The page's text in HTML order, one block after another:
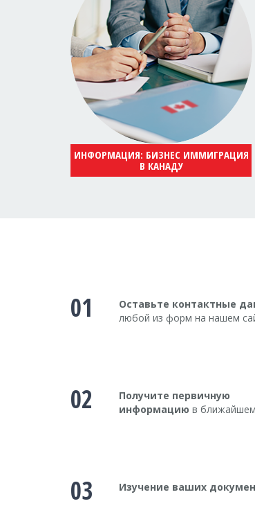
ИНФОРМАЦИЯ: БИЗНЕС ИММИГРАЦИЯ
В КАНАДУ
01 Оставьте контактные
любой из форм на нашем
02
Получите первичную
информацию в
03 Изучение ваших